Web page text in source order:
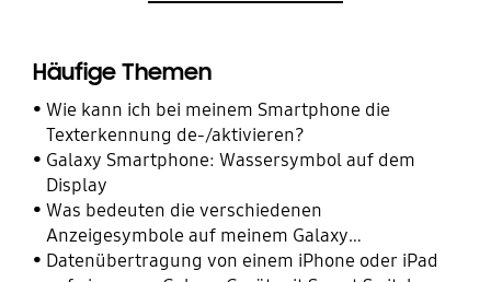
Häufige Themen
Wie kann ich bei meinem Smartphone die
Texterkennung de-/aktivieren?
Galaxy Smartphone: Wassersymbol auf dem
Display
Was bedeuten die verschiedenen
Anzeigesymbole auf meinem Galaxy
Smartphone?
Datenübertragung von einem iPhone oder iPad